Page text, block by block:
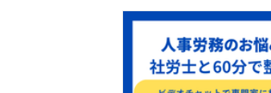
相談・手続き代行
小規模事業所から大企
人事労務経験豊富です